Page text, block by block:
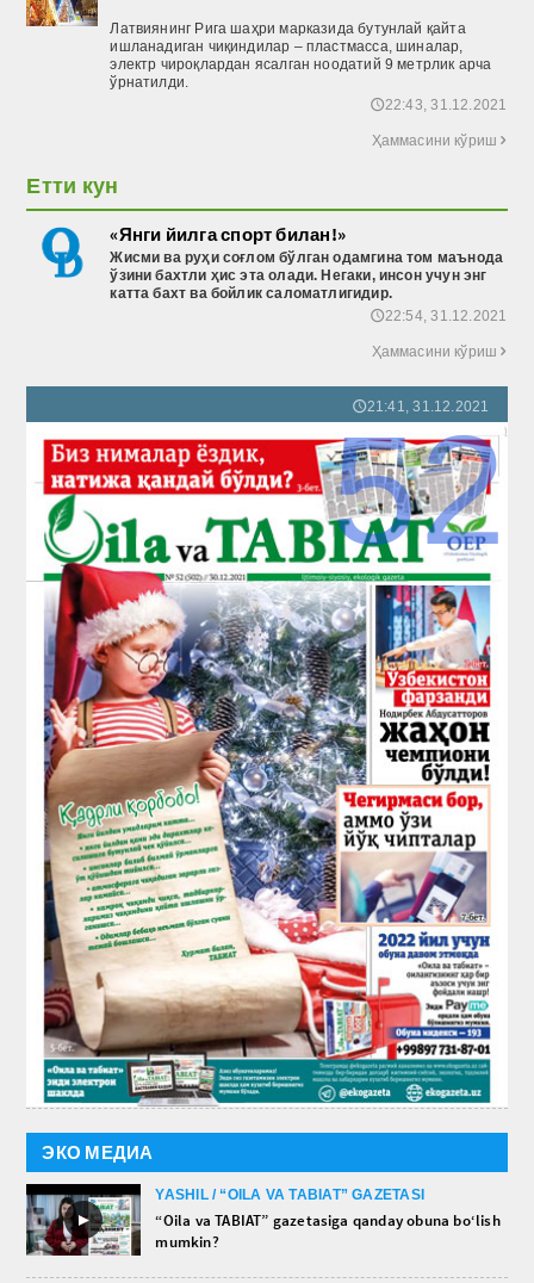
Латвиянинг Рига шаҳри марказида бутунлай қайта
ишланадиган чиқиндилар – пластмасса, шиналар,
электр чироқлардан ясалган ноодатий 9 метрлик арча
ўрнатилди.
🕔22:43, 31.12.2021
Ҳаммасини кўриш
Етти кун
«Янги йилга спорт билан!»
Жисми ва руҳи соғлом бўлган одамгина том маънода
ўзини бахтли ҳис эта олади. Негаки, инсон учун энг
катта бахт ва бойлик саломатлигидир.
🕔22:54, 31.12.2021
Ҳаммасини кўриш
🕔21:41, 31.12.2021
52
ЭКО МЕДИА
►
YASHIL / “OILA VA TABIAT” GAZETASI
“Oila va TABIAT” gazetasiga qanday obuna bo‘lish
mumkin?